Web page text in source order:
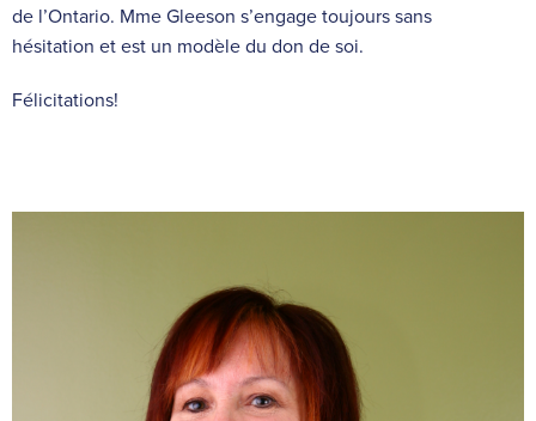
de l’Ontario. Mme Gleeson s’engage toujours sans
hésitation et est un modèle du don de soi.
Félicitations!